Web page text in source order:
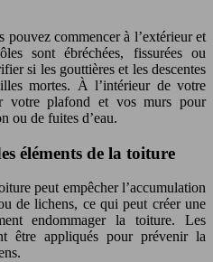
commencer à l’extérieur et
sont ébréchées, fissurées ou
si les gouttières et les descentes
mortes. À l’intérieur de votre
votre plafond et vos murs pour
ou de fuites d’eau.
éléments de la toiture
peut empêcher l’accumulation
de lichens, ce qui peut créer une
endommager la toiture. Les
être appliqués pour prévenir la